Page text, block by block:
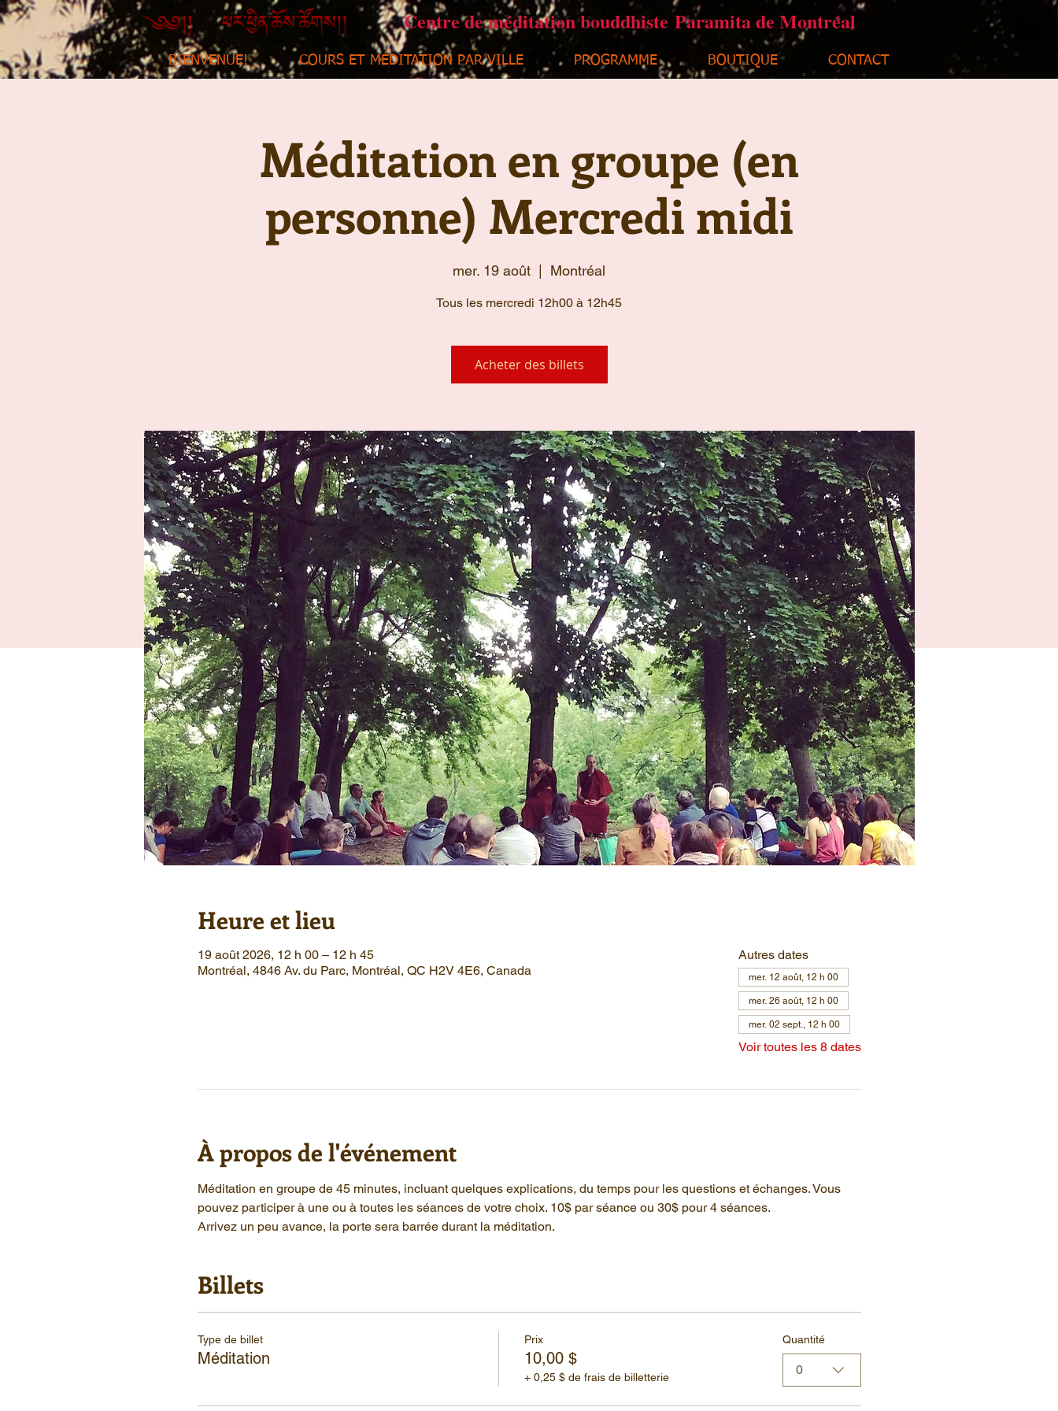
Centre de méditation bouddhiste Paramita de Montréal
BIENVENUE! COURS ET MÉDITATION PAR VILLE PROGRAMME BOUTIQUE CONTACT
Méditation en groupe (en
personne) Mercredi midi
mer. 19 août Montréal
Tous les mercredi 12h00 à 12h45
Acheter des billets
Heure et lieu
19 août 2026, 12 h 00 – 12 h 45
Montréal, 4846 Av. du Parc, Montréal, QC H2V 4E6, Canada
Autres dates
mer. 12 août, 12 h 00
mer. 26 août, 12 h 00
mer. 02 sept., 12 h 00
Voir toutes les 8 dates
À propos de l'événement
Méditation en groupe de 45 minutes, incluant quelques explications, du temps pour les questions et échanges. Vous
pouvez participer à une ou à toutes les séances de votre choix. 10$ par séance ou 30$ pour 4 séances.
Arrivez un peu avance, la porte sera barrée durant la méditation.
Billets
Type de billet
Méditation
Prix
10,00 $
+ 0,25 $ de frais de billetterie
Quantité
0